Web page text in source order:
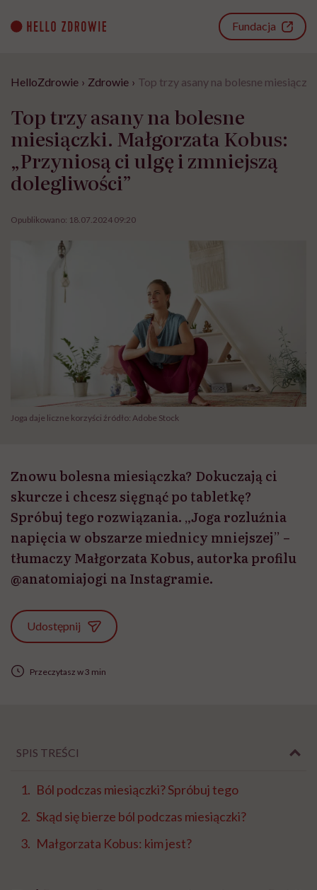
content
Fundacja
HelloZdrowie › Zdrowie › Top trzy asany na bolesne
Top trzy asany na bolesne
miesiączki. Małgorzata Kobus:
„Przyniosą ci ulgę i zmniejszą
dolegliwości”
Opublikowano: 18.07.2024 09:20
Joga daje liczne korzyści źródło: Adobe Stock
Znowu bolesna miesiączka? Dokuczają ci
skurcze i chcesz sięgnąć po tabletkę?
Spróbuj tego rozwiązania. „Joga rozluźnia
napięcia w obszarze miednicy mniejszej” –
tłumaczy Małgorzata Kobus, autorka profilu
@anatomiajogi na Instagramie.
Udostępnij
Przeczytasz w 3 min
SPIS TREŚCI
Ból podczas miesiączki? Spróbuj tego
Skąd się bierze ból podczas miesiączki?
Małgorzata Kobus: kim jest?